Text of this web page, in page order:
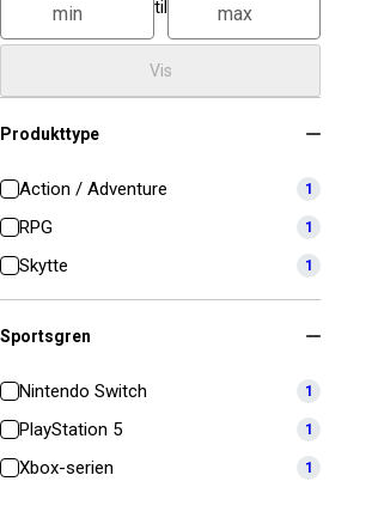
til
Vis
Produkttype
Action / Adventure 1
RPG 1
Skytte 1
Sportsgren
Nintendo Switch 1
PlayStation 5 1
Xbox-serien 1